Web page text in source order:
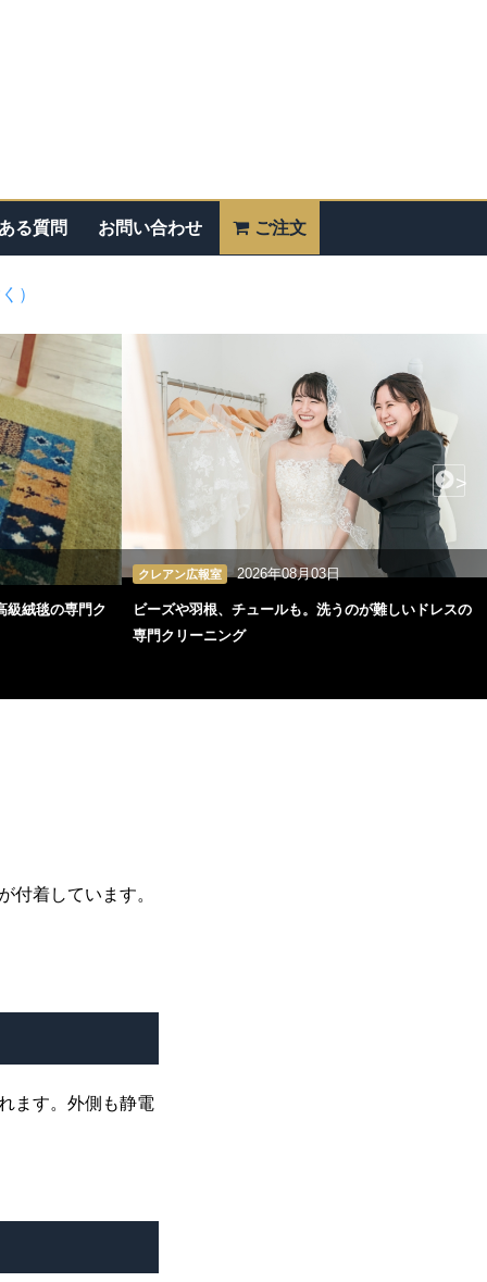
る質問 お問い合わせ ご注文
）
級絨毯の専門ク
クレアン広報室 2026年08月03日
ビーズや羽根、チュールも。洗うのが難しいドレスの
専門クリーニング
>
付着しています。
ます。外側も静電